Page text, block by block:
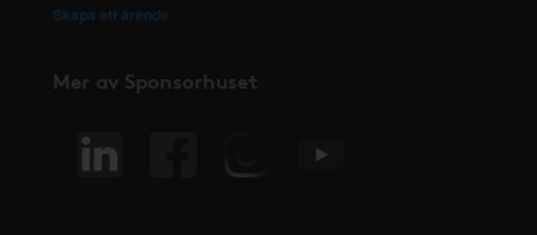
Skapa ett ärende
Mer av Sponsorhuset